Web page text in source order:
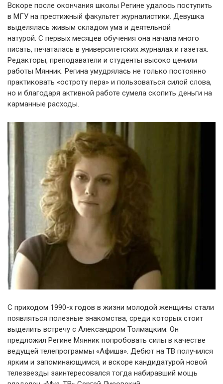
Вскоре после окончания школы Регине удалось поступить
в МГУ на престижный факультет журналистики. Девушка
выделялась живым складом ума и деятельной
натурой. С первых месяцев обучения она начала много
писать, печаталась в университетских журналах и газетах.
Редакторы, преподаватели и студенты высоко ценили
работы Мянник. Регина умудрялась не только постоянно
практиковать «остроту пера» и пользоваться силой слова,
но и благодаря активной работе сумела скопить деньги на
карманные расходы.
С приходом 1990-х годов в жизни молодой женщины стали
появляться полезные знакомства, среди которых стоит
выделить встречу с Александром Толмацким. Он
предложил Регине Мянник попробовать силы в качестве
ведущей телепрограммы «Афиша». Дебют на ТВ получился
ярким и запоминающимся, и вскоре кандидатурой новой
телезвезды заинтересовался тогда набиравший мощь